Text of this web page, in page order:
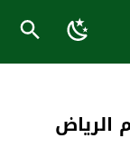
الرياض